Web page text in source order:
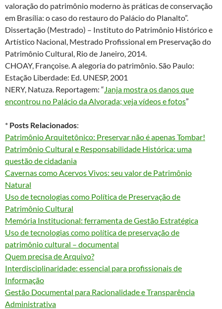
valoração do patrimônio moderno às práticas de conservação
em Brasília: o caso do restauro do Palácio do Planalto”.
Dissertação (Mestrado) – Instituto do Patrimônio Histórico e
Artístico Nacional, Mestrado Profissional em Preservação do
Patrimônio Cultural, Rio de Janeiro, 2014.
CHOAY, Françoise. A alegoria do patrimônio. São Paulo:
Estação Liberdade: Ed. UNESP, 2001
NERY, Natuza. Reportagem: “Janja mostra os danos que
encontrou no Palácio da Alvorada; veja vídeos e fotos”
* Posts Relacionados:
Patrimônio Arquitetônico: Preservar não é apenas Tombar!
Patrimônio Cultural e Responsabilidade Histórica: uma
questão de cidadania
Cavernas como Acervos Vivos: seu valor de Patrimônio
Natural
Uso de tecnologias como Política de Preservação de
Patrimônio Cultural
Memória Institucional: ferramenta de Gestão Estratégica
Uso de tecnologias como política de preservação de
patrimônio cultural – documental
Quem precisa de Arquivo?
Interdisciplinaridade: essencial para profissionais de
Informação
Gestão Documental para Racionalidade e Transparência
Administrativa